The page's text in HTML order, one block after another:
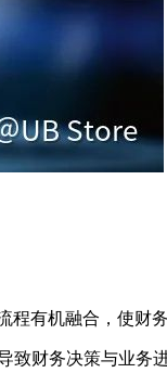
有机融合，使财
财务决策与业务进